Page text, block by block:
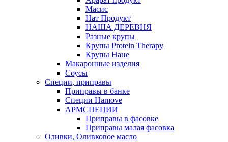
Масис
Нат Продукт
НАША ДЕРЕВНЯ
Разные крупы
Крупы Protein Therapy
Крупы Нане
Макаронные изделия
Соусы
Специи, приправы
Приправы в банке
Специи Hamove
АРМСПЕЦИИ
Приправы в фасовке
Приправы малая фасовка
Оливки, Оливковое масло